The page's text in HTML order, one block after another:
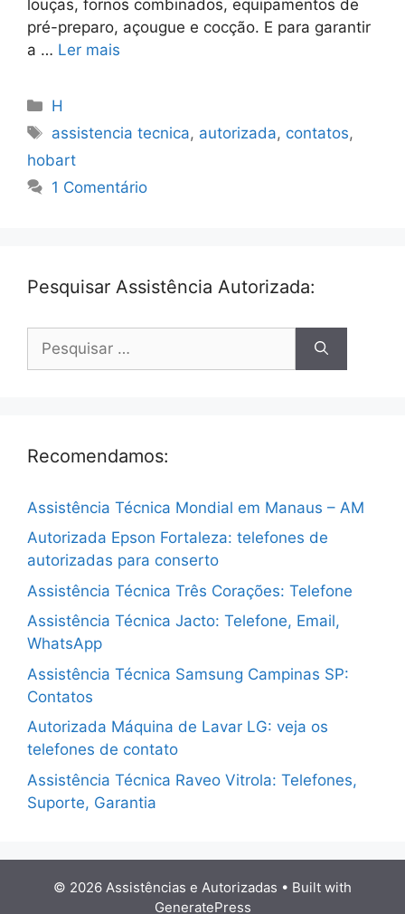
louças, fornos combinados, equipamentos de
pré-preparo, açougue e cocção. E para garantir
a … Ler mais
Categorias
H
Tags
assistencia tecnica, autorizada, contatos,
hobart
1 Comentário
Pesquisar Assistência Autorizada:
por:
Recomendamos:
Assistência Técnica Mondial em Manaus – AM
Autorizada Epson Fortaleza: telefones de
autorizadas para conserto
Assistência Técnica Três Corações: Telefone
Assistência Técnica Jacto: Telefone, Email,
WhatsApp
Assistência Técnica Samsung Campinas SP:
Contatos
Autorizada Máquina de Lavar LG: veja os
telefones de contato
Assistência Técnica Raveo Vitrola: Telefones,
Suporte, Garantia
© 2026 Assistências e Autorizadas • Built with
GeneratePress